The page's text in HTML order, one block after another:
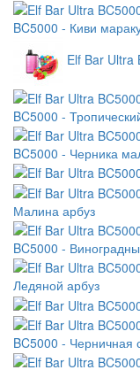
BC5000 - Киви
Elf Bar Ultra
BC5000 -
BC5000 - Черника
Малина арбуз
BC5000 -
Ледяной арбуз
BC5000 - Черничная